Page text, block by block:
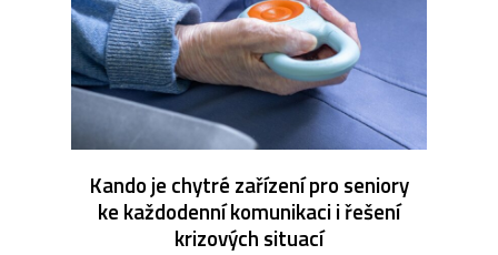
Kando je chytré zařízení pro seniory
ke každodenní komunikaci i řešení
krizových situací